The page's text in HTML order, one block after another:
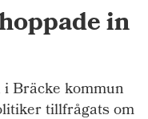
in
Bräcke kommun
tillfrågats om